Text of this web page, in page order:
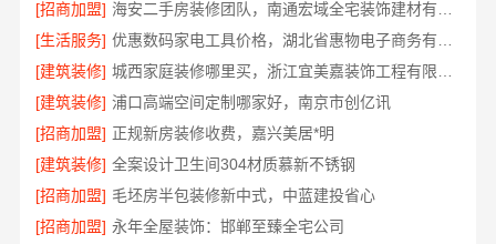
[招商加盟]
[生活服务]
[建筑装修]
[建筑装修] 浦口高端空间定制哪家好，南京市创亿讯
[招商加盟] 正规新房装修收费，嘉兴美居*明
[建筑装修] 全案设计卫生间304材质慕新不锈钢
[招商加盟] 毛坯房半包装修新中式，中蓝建投省心
[招商加盟] 永年全屋装饰：邯郸至臻全宅公司